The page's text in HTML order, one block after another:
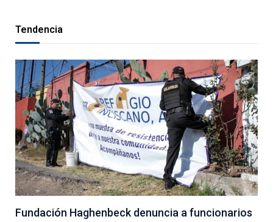
Tendencia
Fundación Haghenbeck denuncia a funcionarios